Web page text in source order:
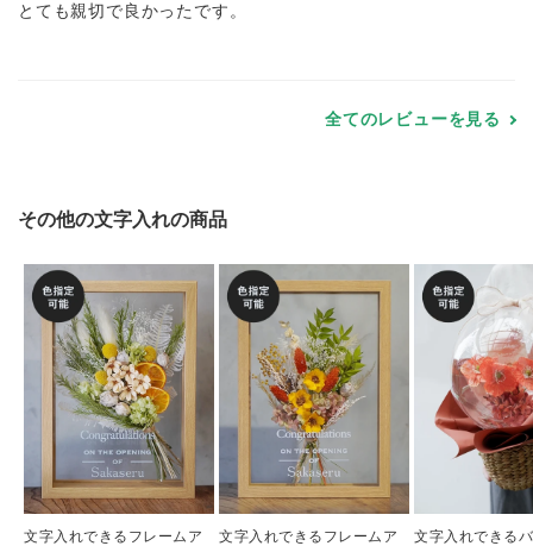
とても親切で良かったです。
全てのレビューを見る
その他の文字入れの商品
文字入れできるフレームア
文字入れできるフレームア
文字入れできる